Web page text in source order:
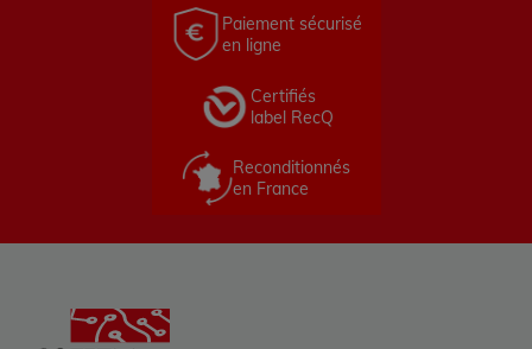
Paiement sécurisé
en ligne
Certifiés
label RecQ
Reconditionnés
en France